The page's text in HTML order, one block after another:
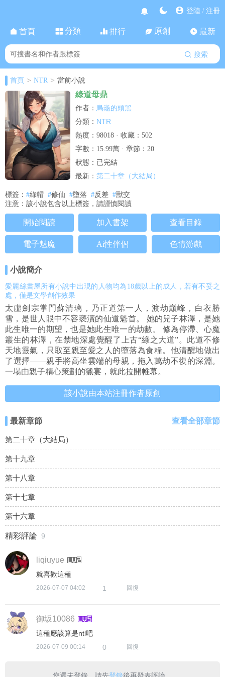
登陸 / 注冊
首頁 分類 排行 原創 最新
搜索
首頁 > NTR > 當前小說
綠道母鼎
作者： 烏龜的頭黑
分類： NTR
熱度：98018 · 收藏：502
字數：15.99萬 · 章節：20
狀態：已完結
最新： 第二十章（大結局）
標簽： #綠帽 #修仙 #墮落 #反差 #獸交
注意：該小說包含以上標簽，請謹慎閱讀
開始閱讀 加入書架 查看目錄
電子魅魔 Ai性伴侶 色情游戲
小說簡介
愛麗絲書屋所有小說中出現的人物均為18歲以上的成人，若有不妥之
處，僅是文學創作效果
太虛劍宗掌門蘇清璃，乃正道第一人，渡劫巔峰，白衣勝
雪，是世人眼中不容褻瀆的仙道魁首。 她的兒子林澤，是她
此生唯一的期望，也是她此生唯一的劫數。 修為停滯、心魔
叢生的林澤，在禁地深處覺醒了上古“綠之大道”。此道不修
天地靈氣，只取至親至愛之人的墮落為食糧。他清醒地做出
了選擇——親手將高坐雲端的母親，拖入萬劫不復的深淵。
一場由親子精心策劃的獵宴，就此拉開帷幕。
該小說由本站注冊作者原創
最新章節 查看全部章節
第二十章（大結局）
第十九章
第十八章
第十七章
第十六章